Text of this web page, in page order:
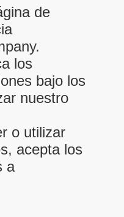
de
los
bajo los
nuestro
o utilizar
acepta los
a